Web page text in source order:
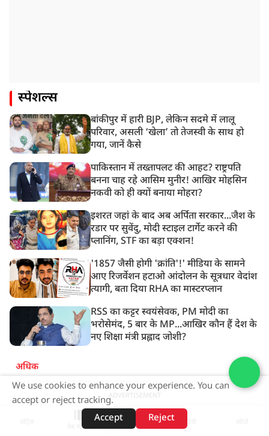
स्पेशल्स
बांकीपुर में हारी BJP, लेकिन सदमे में लालू
परिवार, असली ‘खेला’ तो तेजस्वी के साथ हो
गया, जानें कैसे
पाकिस्तान में तख्तापलट की आहट? राष्ट्रपति
बनना चाह रहे आसिम मुनीर! आखिर मोहसिन
नकवी को ही क्यों बनाया मोहरा?
इशरत जहां के बाद अब अर्पिता सरकार...जैश के
रडार पर सुवेंदु, मोदी स्टाइल टार्गेट करने की
प्लानिंग, STF का बड़ा एक्शन!
'1857 जैसी होगी 'क्रांति'!' मीडिया के सामने
आए रिजर्वेशन हटाओ आंदोलन के सूत्रधार वेदांश
त्यागी, बता दिया RHA का मास्टरप्लान
RSS का कट्टर स्वयंसेवक, PM मोदी का
भरोसेमंद, 5 बार के MP...आखिर कौन हैं देश के
नए शिक्षा मंत्री प्रह्लाद जोशी?
अधिक
ADVERTISEMENT
वेब स्टोरीज़
We use cookies to enhance your experience. You can
accept or reject tracking.
Accept
Reject